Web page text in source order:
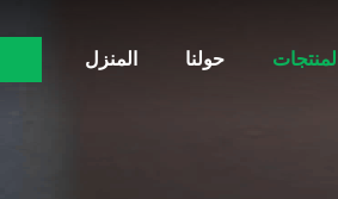
المنزل حولنا المنتجات